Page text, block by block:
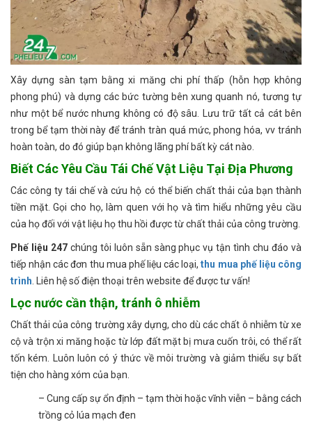
Xây dựng sàn tạm bằng xi măng chi phí thấp (hỗn hợp không
phong phú) và dựng các bức tường bên xung quanh nó, tương tự
như một bể nước nhưng không có độ sâu. Lưu trữ tất cả cát bên
trong bể tạm thời này để tránh tràn quá mức, phong hóa, vv tránh
hoàn toàn, do đó giúp bạn không lãng phí bất kỳ cát nào.
Biết Các Yêu Cầu Tái Chế Vật Liệu Tại Địa Phương
Các công ty tái chế và cứu hộ có thể biến chất thải của bạn thành
tiền mặt. Gọi cho họ, làm quen với họ và tìm hiểu những yêu cầu
của họ đối với vật liệu họ thu hồi được từ chất thải của công trường.
Phế liệu 247chúng tôi luôn sẵn sàng phục vụ tận tình chu đáo và
tiếp nhận các đơn thu mua phế liệu các loại,thu mua phế liệu công
trình. Liên hệ số điện thoại trên website để được tư vấn!
Lọc nước cần thận, tránh ô nhiễm
Chất thải của công trường xây dựng, cho dù các chất ô nhiễm từ xe
cộ và trộn xi măng hoặc từ lớp đất mặt bị mưa cuốn trôi, có thể rất
tốn kém. Luôn luôn có ý thức về môi trường và giảm thiểu sự bất
tiện cho hàng xóm của bạn.
– Cung cấp sự ổn định – tạm thời hoặc vĩnh viễn – bằng cách
trồng cỏ lúa mạch đen